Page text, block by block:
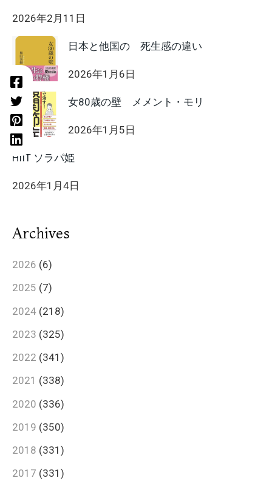
2026年2月11日
日本と他国の 死生感の違い
2026年1月6日
女80歳の壁 メメント・モリ
2026年1月5日
HIIT ソラパ姫
2026年1月4日
Archives
2026 (6)
2025 (7)
2024 (218)
2023 (325)
2022 (341)
2021 (338)
2020 (336)
2019 (350)
2018 (331)
2017 (331)